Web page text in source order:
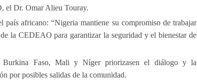
el Dr. Omar Alieu Touray.
país africano: “Nigeria mantiene su compromiso de trabajar
la CEDEAO para garantizar la seguridad y el bienestar de
Faso, Mali y Níger priorizasen el diálogo y la
por posibles salidas de la comunidad.